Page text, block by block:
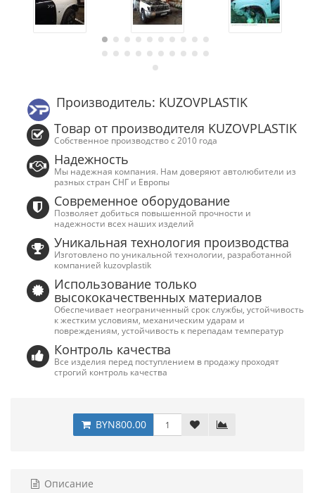
Производитель: KUZOVPLASTIK
Товар от производителя KUZOVPLASTIK
Собственное производство с 2010 года
Надежность
Мы надежная компания. Нам доверяют автолюбители из
разных стран СНГ и Европы
Современное оборудование
Позволяет добиться повышенной прочности и
надежности всех наших изделий
Уникальная технология производства
Изготовлено по уникальной технологии, разработанной
компанией kuzovplastik
Использование только
высококачественных материалов
Обеспечивает неограниченный срок службы, устойчивость
к жестким условиям, механическим ударам и
повреждениям, устойчивость к перепадам температур
Контроль качества
Все изделия перед поступлением в продажу проходят
строгий контроль качества
BYN800.00
Описание